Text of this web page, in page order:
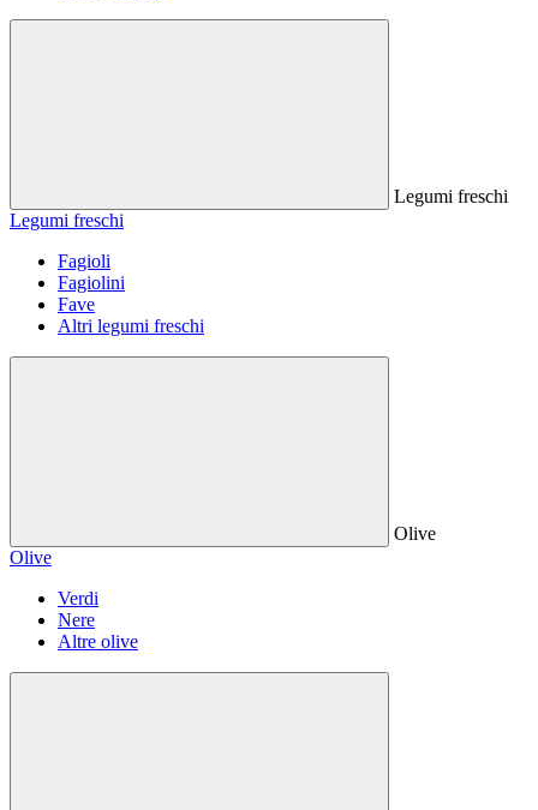
Legumi freschi
Legumi freschi
Fagioli
Fagiolini
Fave
Altri legumi freschi
Olive
Olive
Verdi
Nere
Altre olive